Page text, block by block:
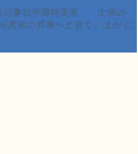
記事日中随時更新 土俵の
真実の昇華へと貫く、ほか に